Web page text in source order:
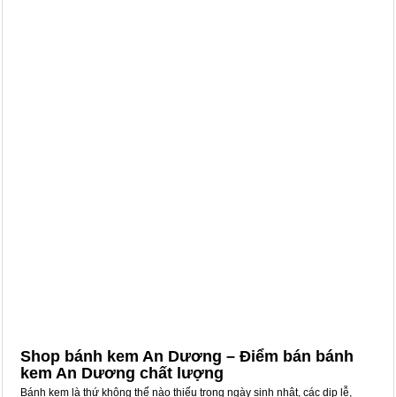
Shop bánh kem An Dương – Điểm bán bánh
kem An Dương chất lượng
Bánh kem là thứ không thể nào thiếu trong ngày sinh nhật, các dịp lễ,